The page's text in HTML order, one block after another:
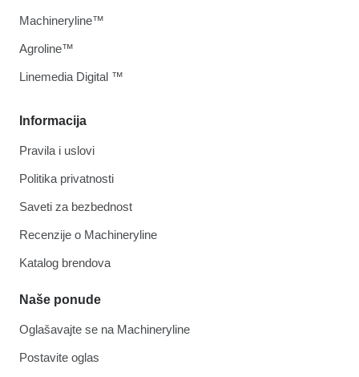
Informacija
Pravila i uslovi
Politika privatnosti
Saveti za bezbednost
Recenzije o Machineryline
Katalog brendova
Naše ponude
Oglašavajte se na Machineryline
Postavite oglas
Machineryline™
Agroline™
Linemedia Digital ™